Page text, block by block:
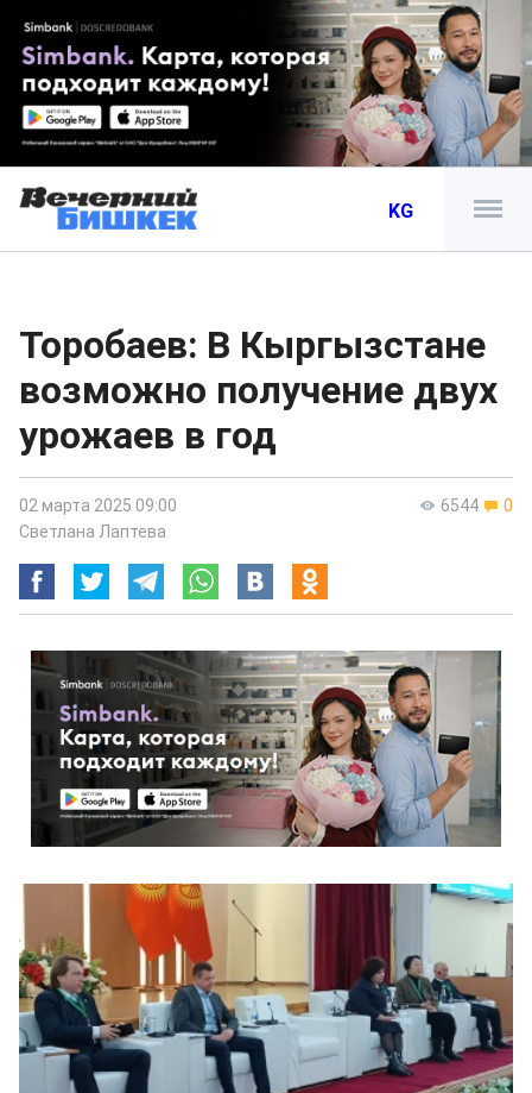
KG
Торобаев: В Кыргызстане
возможно получение двух
урожаев в год
6544 0
02 марта 2025 09:00
Светлана Лаптева